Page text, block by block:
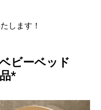
します！
ビーベッド
*